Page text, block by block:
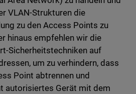
VLAN-Strukturen die
zu den Access Points zu
hinaus empfehlen wir die
Sicherheitstechniken auf
um zu verhindern, dass
Point abtrennen und
autorisiertes Gerät mit dem